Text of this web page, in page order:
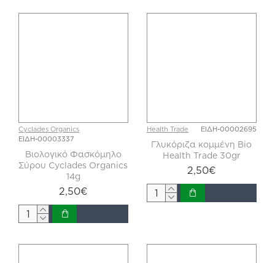
Cyclades Organics
ΕΙΔΗ-00003337
Βιολογικό Φασκόμηλο
Σύρου Cyclades Organics
14g
2,50€
Health Trade ΕΙΔΗ-00002695
Γλυκόριζα κομμένη Bio
Health Trade 30gr
2,50€